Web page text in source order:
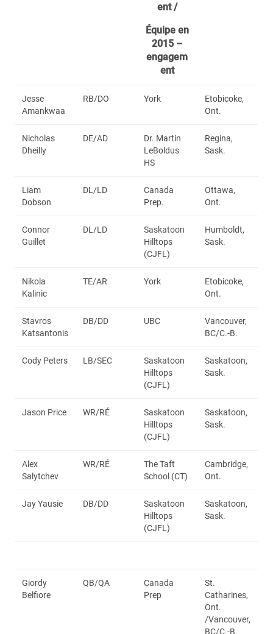
ent /
Équipe en
2015 –
engagem
ent
Jesse
Amankwaa
RB/DO York
Etobicoke,
Ont.
Nicholas
Dheilly
DE/AD
Dr. Martin
LeBoldus
HS
Regina,
Sask.
Liam
Dobson
DL/LD
Canada
Prep.
Ottawa,
Ont.
Connor
Guillet
DL/LD
Saskatoon
Hilltops
(CJFL)
Humboldt,
Sask.
Nikola
Kalinic
TE/AR York
Etobicoke,
Ont.
Stavros
Katsantonis
DB/DD UBC
Vancouver,
BC/C.-B.
Cody Peters LB/SEC
Saskatoon
Hilltops
(CJFL)
Saskatoon,
Sask.
Jason Price WR/RÉ
Saskatoon
Hilltops
(CJFL)
Saskatoon,
Sask.
Alex
Salytchev
WR/RÉ
The Taft
School (CT)
Cambridge,
Ont.
Jay Yausie DB/DD
Saskatoon
Hilltops
(CJFL)
Saskatoon,
Sask.
Giordy
Belfiore
QB/QA
Canada
Prep
St.
Catharines,
Ont.
/Vancouver,
BC/C.-B.